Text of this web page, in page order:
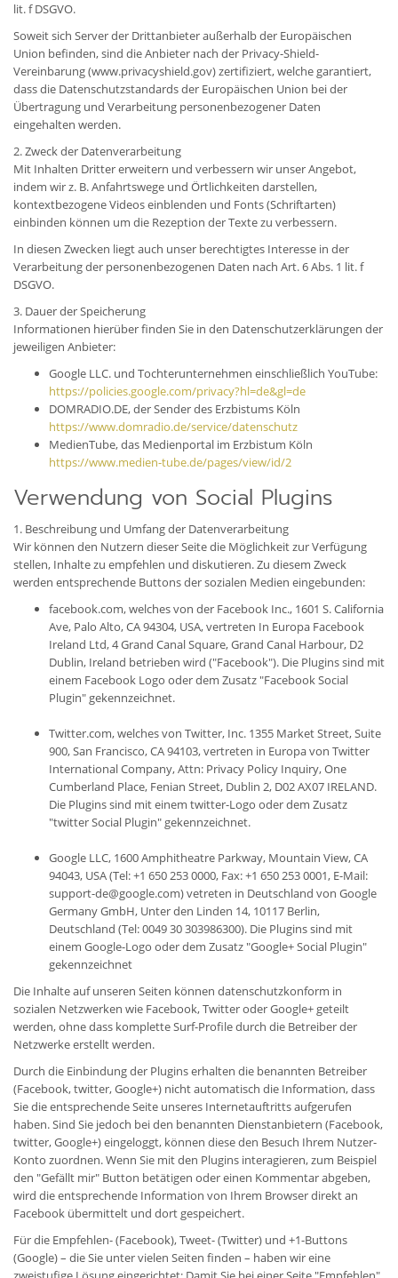
lit. f DSGVO.
Soweit sich Server der Drittanbieter außerhalb der Europäischen
Union befinden, sind die Anbieter nach der Privacy-Shield-
Vereinbarung (www.privacyshield.gov) zertifiziert, welche garantiert,
dass die Datenschutzstandards der Europäischen Union bei der
Übertragung und Verarbeitung personenbezogener Daten
eingehalten werden.
2. Zweck der Datenverarbeitung
Mit Inhalten Dritter erweitern und verbessern wir unser Angebot,
indem wir z. B. Anfahrtswege und Örtlichkeiten darstellen,
kontextbezogene Videos einblenden und Fonts (Schriftarten)
einbinden können um die Rezeption der Texte zu verbessern.
In diesen Zwecken liegt auch unser berechtigtes Interesse in der
Verarbeitung der personenbezogenen Daten nach Art. 6 Abs. 1 lit. f
DSGVO.
3. Dauer der Speicherung
Informationen hierüber finden Sie in den Datenschutzerklärungen der
jeweiligen Anbieter:
Google LLC. und Tochterunternehmen einschließlich YouTube:
https://policies.google.com/privacy?hl=de&gl=de
DOMRADIO.DE, der Sender des Erzbistums Köln
https://www.domradio.de/service/datenschutz
MedienTube, das Medienportal im Erzbistum Köln
https://www.medien-tube.de/pages/view/id/2
Verwendung von Social Plugins
1. Beschreibung und Umfang der Datenverarbeitung
Wir können den Nutzern dieser Seite die Möglichkeit zur Verfügung
stellen, Inhalte zu empfehlen und diskutieren. Zu diesem Zweck
werden entsprechende Buttons der sozialen Medien eingebunden:
facebook.com, welches von der Facebook Inc., 1601 S. California
Ave, Palo Alto, CA 94304, USA, vertreten In Europa Facebook
Ireland Ltd, 4 Grand Canal Square, Grand Canal Harbour, D2
Dublin, Ireland betrieben wird ("Facebook"). Die Plugins sind mit
einem Facebook Logo oder dem Zusatz "Facebook Social
Plugin" gekennzeichnet.
Twitter.com, welches von Twitter, Inc. 1355 Market Street, Suite
900, San Francisco, CA 94103, vertreten in Europa von Twitter
International Company, Attn: Privacy Policy Inquiry, One
Cumberland Place, Fenian Street, Dublin 2, D02 AX07 IRELAND.
Die Plugins sind mit einem twitter-Logo oder dem Zusatz
"twitter Social Plugin" gekennzeichnet.
Google LLC, 1600 Amphitheatre Parkway, Mountain View, CA
94043, USA (Tel: +1 650 253 0000, Fax: +1 650 253 0001, E-Mail:
support-de@google.com) vetreten in Deutschland von Google
Germany GmbH, Unter den Linden 14, 10117 Berlin,
Deutschland (Tel: 0049 30 303986300). Die Plugins sind mit
einem Google-Logo oder dem Zusatz "Google+ Social Plugin"
gekennzeichnet
Die Inhalte auf unseren Seiten können datenschutzkonform in
sozialen Netzwerken wie Facebook, Twitter oder Google+ geteilt
werden, ohne dass komplette Surf-Profile durch die Betreiber der
Netzwerke erstellt werden.
Durch die Einbindung der Plugins erhalten die benannten Betreiber
(Facebook, twitter, Google+) nicht automatisch die Information, dass
Sie die entsprechende Seite unseres Internetauftritts aufgerufen
haben. Sind Sie jedoch bei den benannten Dienstanbietern (Facebook,
twitter, Google+) eingeloggt, können diese den Besuch Ihrem Nutzer-
Konto zuordnen. Wenn Sie mit den Plugins interagieren, zum Beispiel
den "Gefällt mir" Button betätigen oder einen Kommentar abgeben,
wird die entsprechende Information von Ihrem Browser direkt an
Facebook übermittelt und dort gespeichert.
Für die Empfehlen- (Facebook), Tweet- (Twitter) und +1-Buttons
(Google) – die Sie unter vielen Seiten finden – haben wir eine